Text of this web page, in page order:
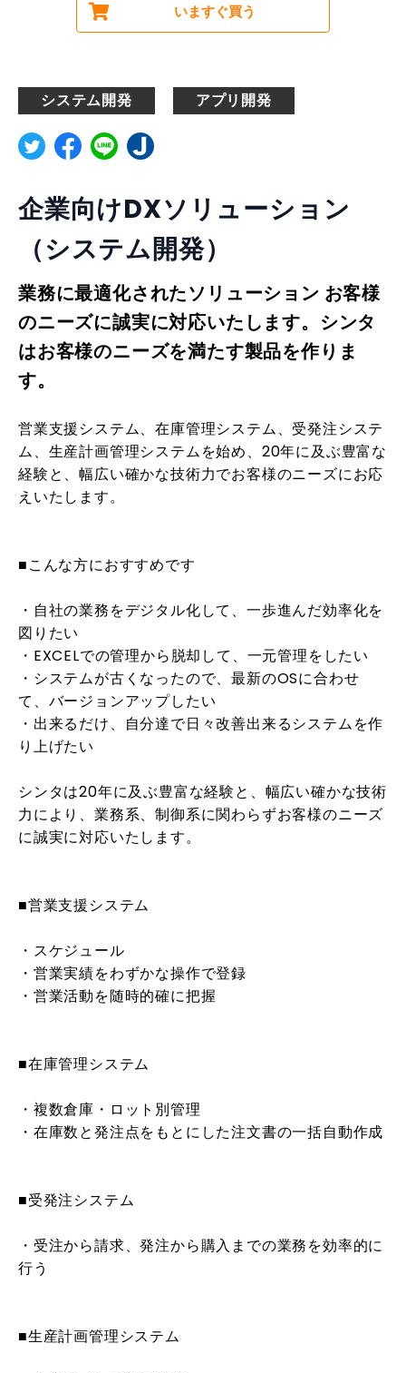
いますぐ買う
システム開発 アプリ開発
企業向けDXソリューション
（システム開発）
業務に最適化されたソリューション お客様
のニーズに誠実に対応いたします。シンタ
はお客様のニーズを満たす製品を作りま
す。
営業支援システム、在庫管理システム、受発注システ
ム、生産計画管理システムを始め、20年に及ぶ豊富な
経験と、幅広い確かな技術力でお客様のニーズにお応
えいたします。
■こんな方におすすめです
・自社の業務をデジタル化して、一歩進んだ効率化を
図りたい
・EXCELでの管理から脱却して、一元管理をしたい
・システムが古くなったので、最新のOSに合わせ
て、バージョンアップしたい
・出来るだけ、自分達で日々改善出来るシステムを作
り上げたい
シンタは20年に及ぶ豊富な経験と、幅広い確かな技術
力により、業務系、制御系に関わらずお客様のニーズ
に誠実に対応いたします。
■営業支援システム
・スケジュール
・営業実績をわずかな操作で登録
・営業活動を随時的確に把握
■在庫管理システム
・複数倉庫・ロット別管理
・在庫数と発注点をもとにした注文書の一括自動作成
■受発注システム
・受注から請求、発注から購入までの業務を効率的に
行う
■生産計画管理システム